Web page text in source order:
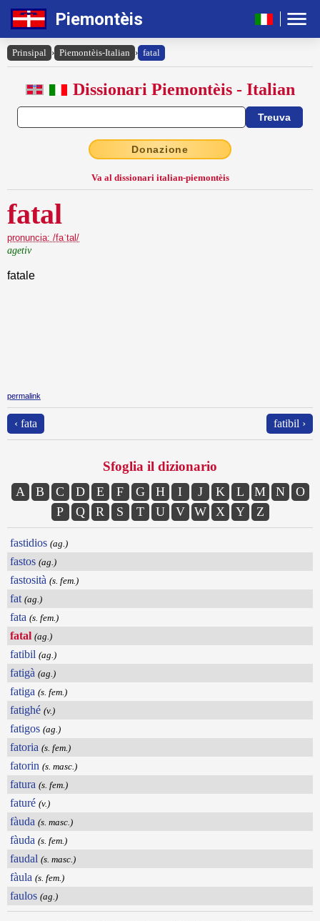
Piemontèis
Prinsipal › Piemontèis-Italian › fatal
Dissionari Piemontèis - Italian
Donazione
Va al dissionari italian-piemontèis
fatal
pronuncia: /faˈtal/
agetiv
fatale
permalink
‹ fata fatibil ›
Sfoglia il dizionario
A B C D E F G H I J K L M N
O
P
Q R S T U V W X Y Z
fastidios (ag.)
fastos (ag.)
fastosità (s. fem.)
fat (ag.)
fata (s. fem.)
fatal (ag.)
fatibil (ag.)
fatigà (ag.)
fatiga (s. fem.)
fatighé (v.)
fatigos (ag.)
fatoria (s. fem.)
fatorin (s. masc.)
fatura (s. fem.)
faturé (v.)
fàuda (s. masc.)
fàuda (s. fem.)
faudal (s. masc.)
fàula (s. fem.)
faulos (ag.)